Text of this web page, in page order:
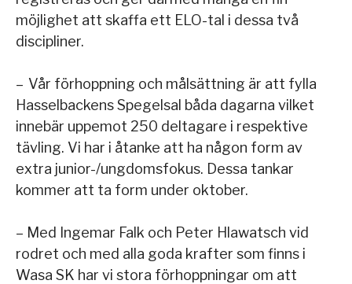
möjlighet att skaffa ett ELO-tal i dessa två
discipliner.
– Vår förhoppning och målsättning är att fylla
Hasselbackens Spegelsal båda dagarna vilket
innebär uppemot 250 deltagare i respektive
tävling. Vi har i åtanke att ha någon form av
extra junior-/ungdomsfokus. Dessa tankar
kommer att ta form under oktober.
– Med Ingemar Falk och Peter Hlawatsch vid
rodret och med alla goda krafter som finns i
Wasa SK har vi stora förhoppningar om att